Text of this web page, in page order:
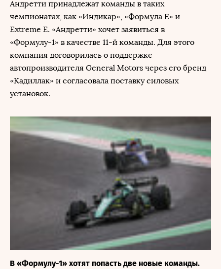
Андретти принадлежат команды в таких
чемпионатах, как «Индикар», «Формула Е» и
Extreme E. «Андретти» хочет заявиться в
«Формулу-1» в качестве 11-й команды. Для этого
компания договорилась о поддержке
автопроизводителя General Motors через его бренд
«Кадиллак» и согласовала поставку силовых
установок.
В «Формулу-1» хотят попасть две новые команды.